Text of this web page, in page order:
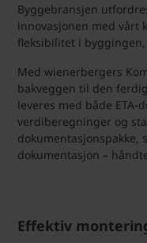
Byggebransjen
innovasjonen med vårt
fleksibilitet i
Med wienerbergers
bakveggen til den
leveres med både
verdiberegninger og
dokumentasjon –
Effektiv